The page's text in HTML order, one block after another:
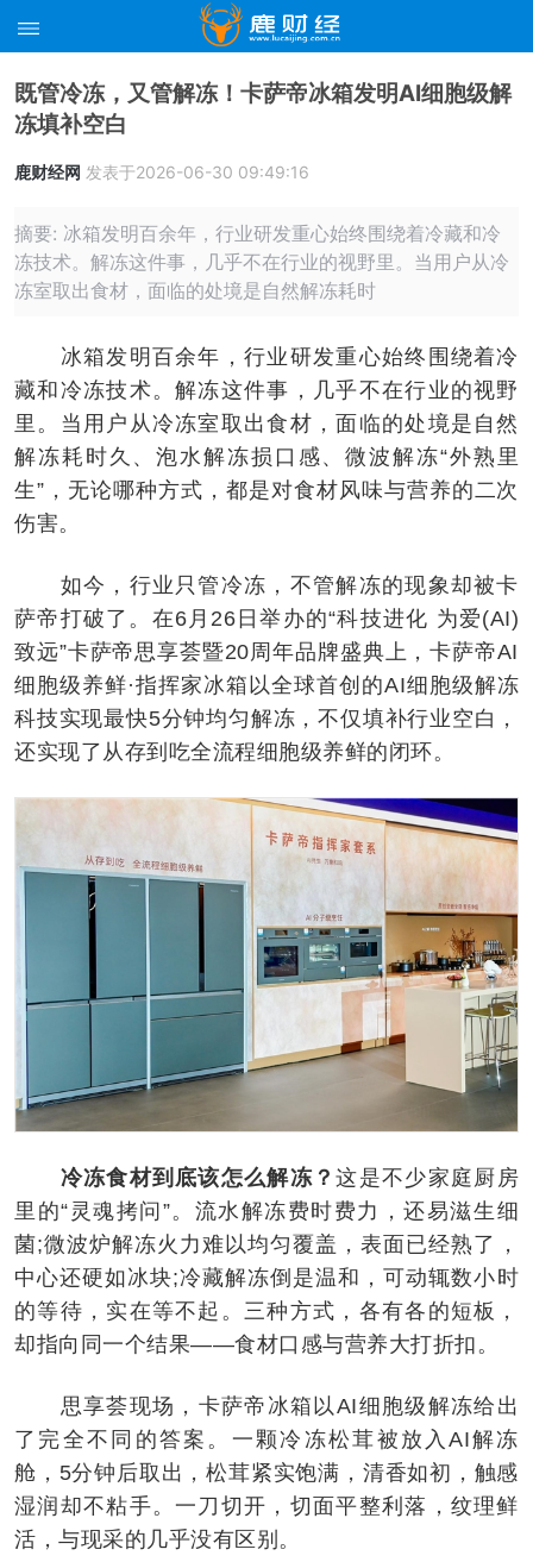
既管冷冻，又管解冻！卡萨帝冰箱发明AI细胞级解
冻填补空白
鹿财经网 发表于2026-06-30 09:49:16
摘要: 冰箱发明百余年，行业研发重心始终围绕着冷藏和冷
冻技术。解冻这件事，几乎不在行业的视野里。当用户从冷
冻室取出食材，面临的处境是自然解冻耗时
冰箱发明百余年，行业研发重心始终围绕着冷
藏和冷冻技术。解冻这件事，几乎不在行业的视野
里。当用户从冷冻室取出食材，面临的处境是自然
解冻耗时久、泡水解冻损口感、微波解冻“外熟里
生”，无论哪种方式，都是对食材风味与营养的二次
伤害。
如今，行业只管冷冻，不管解冻的现象却被卡
萨帝打破了。在6月26日举办的“科技进化 为爱(AI)
致远”卡萨帝思享荟暨20周年品牌盛典上，卡萨帝AI
细胞级养鲜·指挥家冰箱以全球首创的AI细胞级解冻
科技实现最快5分钟均匀解冻，不仅填补行业空白，
还实现了从存到吃全流程细胞级养鲜的闭环。
冷冻食材到底该怎么解冻？这是不少家庭厨房
里的“灵魂拷问”。流水解冻费时费力，还易滋生细
菌;微波炉解冻火力难以均匀覆盖，表面已经熟了，
中心还硬如冰块;冷藏解冻倒是温和，可动辄数小时
的等待，实在等不起。三种方式，各有各的短板，
却指向同一个结果——食材口感与营养大打折扣。
思享荟现场，卡萨帝冰箱以AI细胞级解冻给出
了完全不同的答案。一颗冷冻松茸被放入AI解冻
舱，5分钟后取出，松茸紧实饱满，清香如初，触感
湿润却不粘手。一刀切开，切面平整利落，纹理鲜
活，与现采的几乎没有区别。